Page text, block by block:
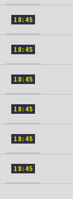
18:45
18:45
18:45
18:45
18:45
18:45